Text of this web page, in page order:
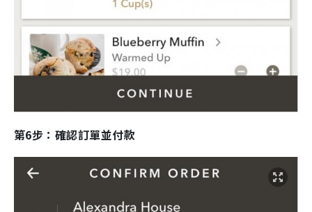
第6步：確認訂單並付款